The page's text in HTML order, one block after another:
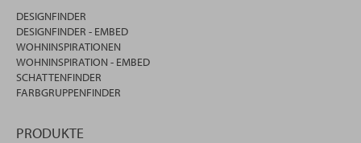
DESIGNFINDER
DESIGNFINDER - EMBED
WOHNINSPIRATIONEN
WOHNINSPIRATION - EMBED
SCHATTENFINDER
FARBGRUPPENFINDER
PRODUKTE